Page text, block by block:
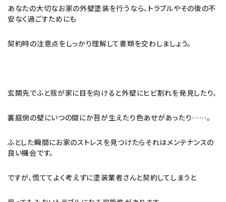
b
o
k
あなたの大切なお家の外壁塗装を行うなら、トラブルやその後の不
安なく過ごすためにも
契約時の注意点をしっかり理解して書類を交わしましょう。
玄関先でふと我が家に目を向けると外壁にヒビ割れを発見したり、
裏庭側の壁にいつの間にか苔が生えたり色あせがあったり……。
ふとした瞬間にお家のストレスを見つけたらそれはメンテナンスの
良い機会です。
ですが、慌ててよく考えずに塗装業者さんと契約してしまうと